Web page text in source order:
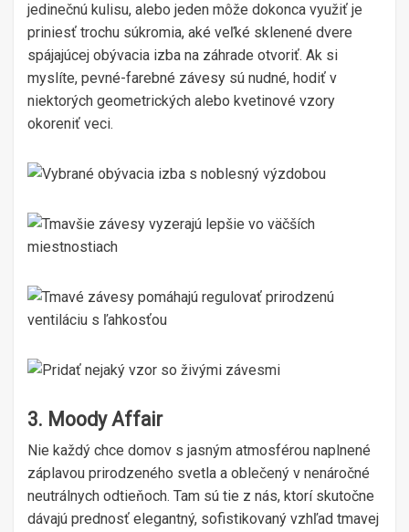
jedinečnú kulisu, alebo jeden môže dokonca využiť je
priniesť trochu súkromia, aké veľké sklenené dvere
spájajúcej obývacia izba na záhrade otvoriť. Ak si
myslíte, pevné-farebné závesy sú nudné, hodiť v
niektorých geometrických alebo kvetinové vzory
okoreniť veci.
3. Moody Affair
Nie každý chce domov s jasným atmosférou naplnené
záplavou prirodzeného svetla a oblečený v nenáročné
neutrálnych odtieňoch. Tam sú tie z nás, ktorí skutočne
dávajú prednosť elegantný, sofistikovaný vzhľad tmavej